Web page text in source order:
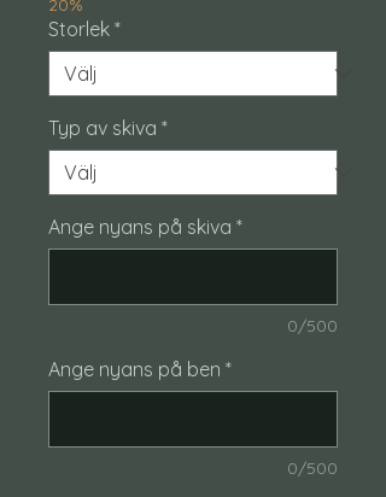
20%
Storlek *
Typ av skiva *
Ange nyans på skiva *
0/500
Ange nyans på ben *
0/500